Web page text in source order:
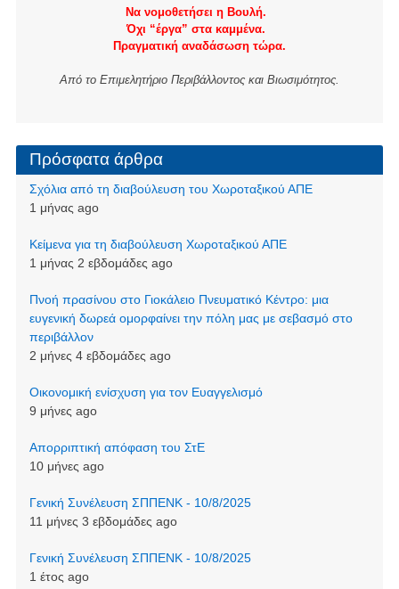
Να νομοθετήσει η Βουλή.
Όχι “έργα” στα καμμένα.
Πραγματική αναδάσωση τώρα.
Από το Επιμελητήριο Περιβάλλοντος και Βιωσιμότητος.
Πρόσφατα άρθρα
Σχόλια από τη διαβούλευση του Χωροταξικού ΑΠΕ
1 μήνας ago
Kείμενα για τη διαβούλευση Χωροταξικού ΑΠΕ
1 μήνας 2 εβδομάδες ago
Πνοή πρασίνου στο Γιοκάλειο Πνευματικό Κέντρο: μια
ευγενική δωρεά ομορφαίνει την πόλη μας με σεβασμό στο
περιβάλλον
2 μήνες 4 εβδομάδες ago
Οικονομική ενίσχυση για τον Ευαγγελισμό
9 μήνες ago
Απορριπτική απόφαση του ΣτΕ
10 μήνες ago
Γενική Συνέλευση ΣΠΠΕΝΚ - 10/8/2025
11 μήνες 3 εβδομάδες ago
Γενική Συνέλευση ΣΠΠΕΝΚ - 10/8/2025
1 έτος ago